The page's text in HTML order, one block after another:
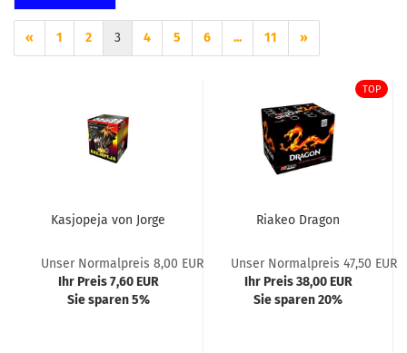
« 1 2 3 4 5 6 ... 11 »
Kasjopeja von Jorge
Unser Normalpreis 8,00 EUR
Ihr Preis 7,60 EUR
Sie sparen 5%
TOP
Riakeo Dragon
Unser Normalpreis 47,50 EUR
Ihr Preis 38,00 EUR
Sie sparen 20%